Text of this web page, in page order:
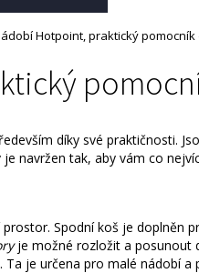
Hotpoint, praktický
díky své praktičnosti.
navržen tak, aby vám co
Spodní koš je doplněn
je možné rozložit a posunout
je určena pro malé nádobí a